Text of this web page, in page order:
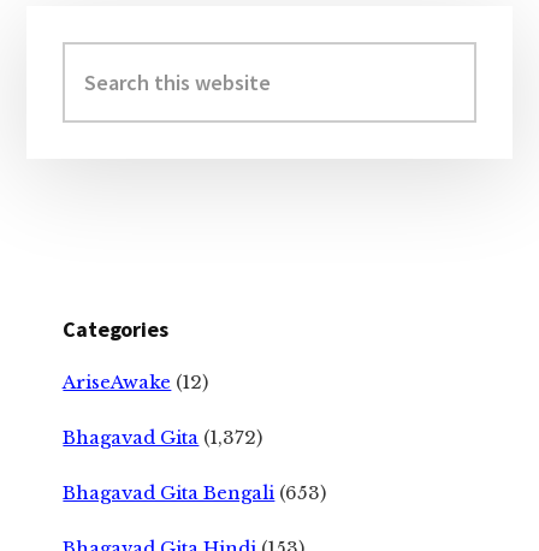
Sidebar
this
website
Categories
AriseAwake (12)
Bhagavad Gita (1,372)
Bhagavad Gita Bengali (653)